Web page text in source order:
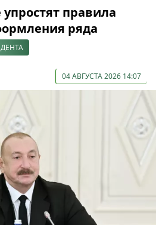
правила
ряда
04 АВГУСТА 2026 14:07